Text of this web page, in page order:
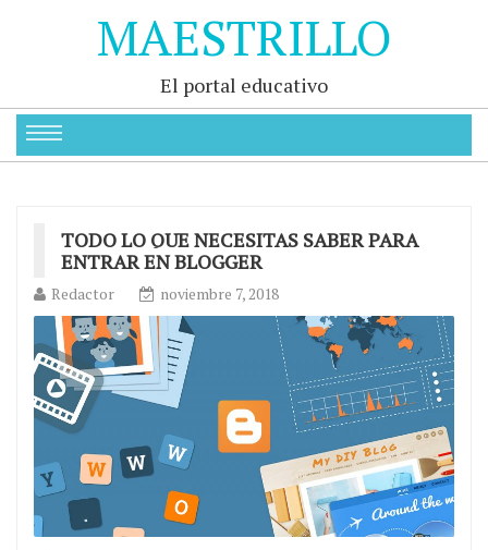
MAESTRILLO
El portal educativo
TODO LO QUE NECESITAS SABER PARA
ENTRAR EN BLOGGER
Redactor noviembre 7, 2018